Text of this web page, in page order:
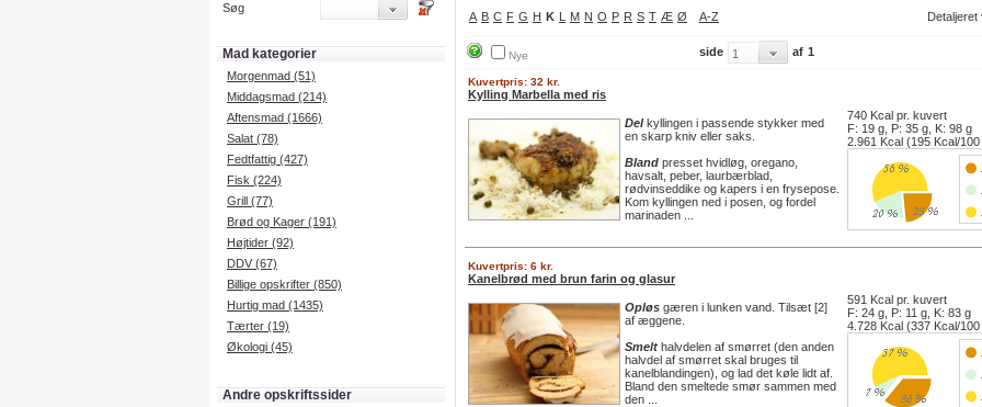
Søg
Mad kategorier
Morgenmad (51)
Middagsmad (214)
Aftensmad (1666)
Salat (78)
Fedtfattig (427)
Fisk (224)
Grill (77)
Brød og Kager (191)
Højtider (92)
DDV (67)
Billige opskrifter (850)
Hurtig mad (1435)
Tærter (19)
Økologi (45)
Andre opskriftssider
A B C F G H K L M N O P R S T Æ Ø A-Z Detaljeret
Nye side af 1
Kuvertpris: 32 kr.
Kylling Marbella med ris
Delkyllingen i passende stykker med
en skarp kniv eller saks.
Bland presset hvidløg, oregano,
havsalt, peber, laurbærblad,
rødvinseddike og kapers i en frysepose.
Kom kyllingen ned i posen, og fordel
marinaden ...
740 Kcal pr. kuvert
F: 19 g, P: 35 g, K: 98 g
2.961 Kcal (195 Kcal/100
Kuvertpris: 6 kr.
Kanelbrød med brun farin og glasur
Opløs gæren i lunken vand. Tilsæt [2]
af æggene.
Smelt halvdelen af smørret (den anden
halvdel af smørret skal bruges til
kanelblandingen), og lad det køle lidt af.
Bland den smeltede smør sammen med
den ...
591 Kcal pr. kuvert
F: 24 g, P: 11 g, K: 83 g
4.728 Kcal (337 Kcal/100